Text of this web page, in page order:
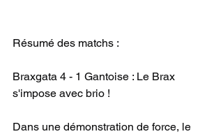
Résumé des matchs :
Braxgata 4 - 1 Gantoise : Le Brax
s'impose avec brio !
Dans une démonstration de force, le